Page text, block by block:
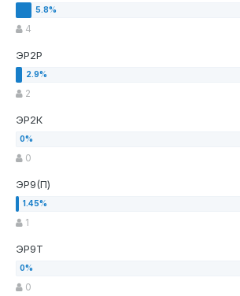
4
ЭР2Р
2
ЭР2К
0
ЭР9(П)
1
ЭР9Т
0